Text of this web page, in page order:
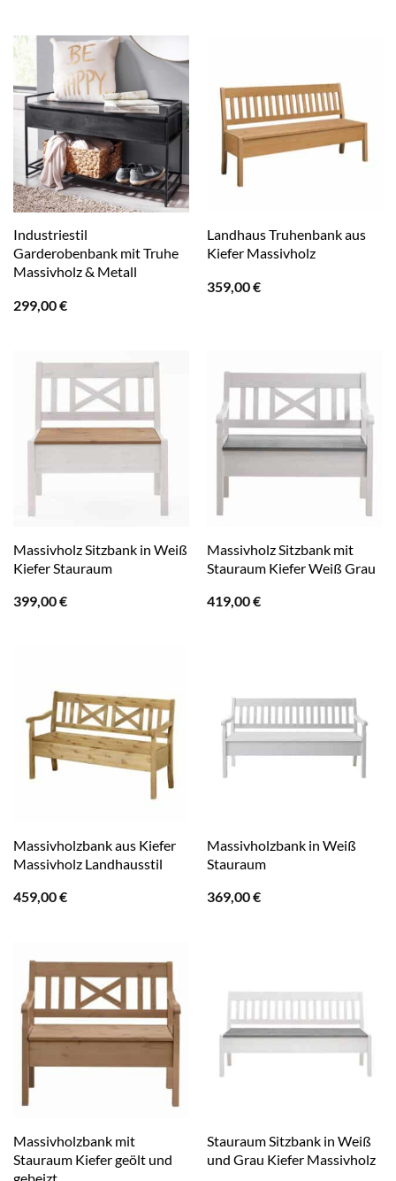
Industriestil
Garderobenbank mit Truhe
Massivholz & Metall
299,00€
Landhaus Truhenbank aus
Kiefer Massivholz
359,00€
Massivholz Sitzbank in Weiß
Kiefer Stauraum
399,00€
Massivholz Sitzbank mit
Stauraum Kiefer Weiß Grau
419,00€
Massivholzbank aus Kiefer
Massivholz Landhausstil
459,00€
Massivholzbank in Weiß
Stauraum
369,00€
Massivholzbank mit
Stauraum Kiefer geölt und
Stauraum Sitzbank in Weiß
und Grau Kiefer Massivholz